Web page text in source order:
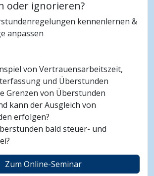
oder ignorieren?
kennenlernen &
anpassen
von Vertrauensarbeitszeit,
und Überstunden
Grenzen von Überstunden
kann der Ausgleich von
erfolgen?
bald steuer- und
Zum Online-Seminar